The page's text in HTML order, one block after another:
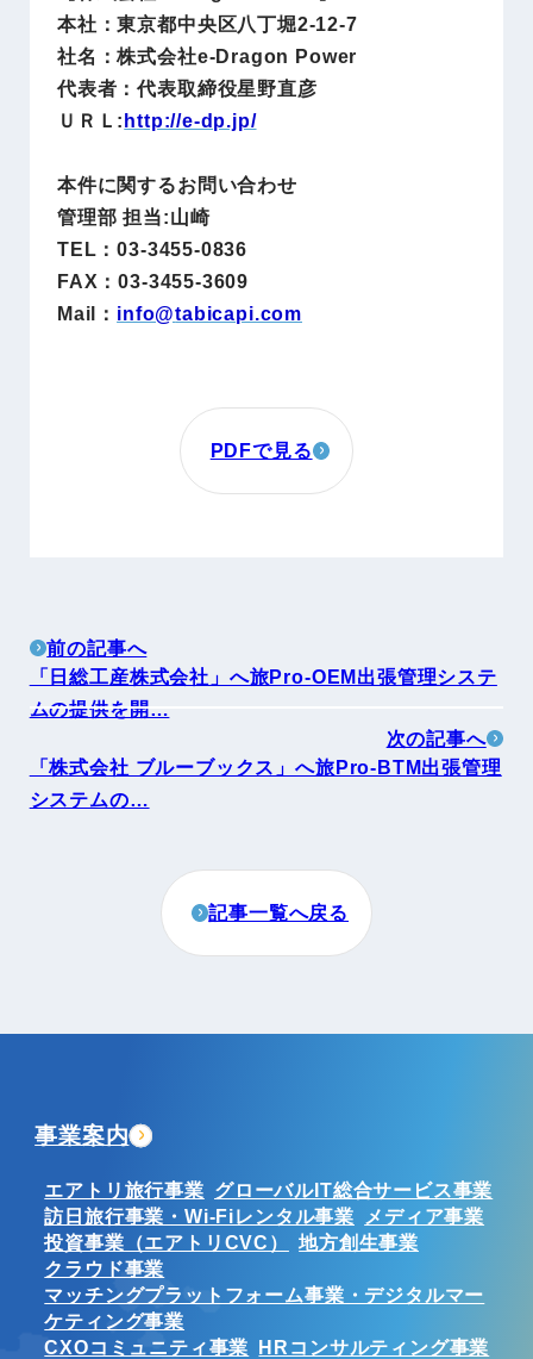
本社：東京都中央区八丁堀2-12-7
社名：株式会社e-Dragon Power
代表者：代表取締役星野直彦
ＵＲＬ:http://e-dp.jp/
本件に関するお問い合わせ
管理部 担当:山崎
TEL：03-3455-0836
FAX：03-3455-3609
Mail： info@tabicapi.com
PDFで見る
前の記事へ
「日総工産株式会社」へ旅Pro-OEM出張管理システ
ムの提供を開…
次の記事へ
「株式会社 ブルーブックス」へ旅Pro-BTM出張管理
システムの…
記事一覧へ戻る
事業案内
エアトリ旅行事業 グローバルIT総合サービス事業
訪日旅行事業・Wi-Fiレンタル事業
メディア事業
投資事業（エアトリCVC）
地方創生事業
クラウド事業
マッチングプラットフォーム事業・デジタルマー
ケティング事業
CXOコミュニティ事業 HRコンサルティング事業